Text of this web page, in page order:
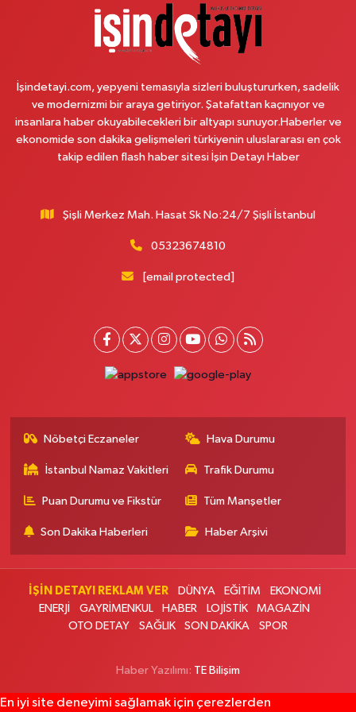
0 (212) 254 36 04 Yol Tarifi Al
Bayındırlık konutları(deprem konutları) girişinde
0 (212) 741 56 20 Yol Tarifi Al
Eylül Eczanesi
Nokta Eczanesi
Karlıktepe Mahallesi İnönü Caddesi 57A Esentepe Taksi Durağı'ndan D-
Nilgün Eczanesi
Karşı Köşesinde
0 (212) 351 05 05 Yol Tarifi Al
Çanakkale Eczanesi
ayşen lokantası yanı
0 (216) 661 11 21 Yol Tarifi Al
0 (212) 270 01 43 Yol Tarifi Al
İşindetayi.com, yepyeni temasıyla sizleri buluştururken, sadelik
ve modernizmi bir araya getiriyor. Şatafattan kaçınıyor ve
insanlara haber okuyabilecekleri bir altyapı sunuyor.Haberler ve
ekonomide son dakika gelişmeleri türkiyenin uluslararası en çok
takip edilen flash haber sitesi İşin Detayı Haber
Şişli Merkez Mah. Hasat Sk No:24/7 Şişli İstanbul
05323674810
[email protected]
Nöbetçi Eczaneler Hava Durumu
İstanbul Namaz Vakitleri Trafik Durumu
Puan Durumu ve Fikstür Tüm Manşetler
Son Dakika Haberleri Haber Arşivi
İŞİN DETAYI REKLAM VER DÜNYA EĞİTİM
EKONOMİ
ENERJİ
GAYRİMENKUL HABER LOJİSTİK
MAGAZİN
OTO DETAY
SAĞLIK SON DAKİKA SPOR
Haber Yazılımı: TE Bilişim
En iyi site deneyimi sağlamak için çerezlerden